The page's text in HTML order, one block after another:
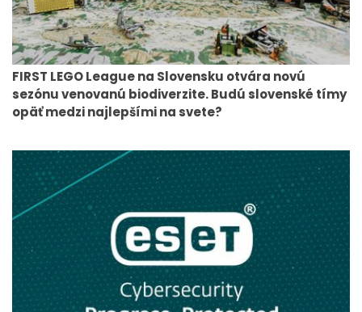
FIRST LEGO League na Slovensku otvára novú
sezónu venovanú biodiverzite. Budú slovenské tímy
opäť medzi najlepšími na svete?